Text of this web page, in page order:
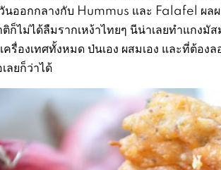
นออกกลางกับ Hummus และ Falafel ผล
ก็ไม่ได้ลืมรากเหง้าไทยๆ นีน่าเลยทำแกง
ครื่องเทศทั้งหมด ป่นเอง ผสมเอง และที่ต้อ
ลยก็ว่าได้